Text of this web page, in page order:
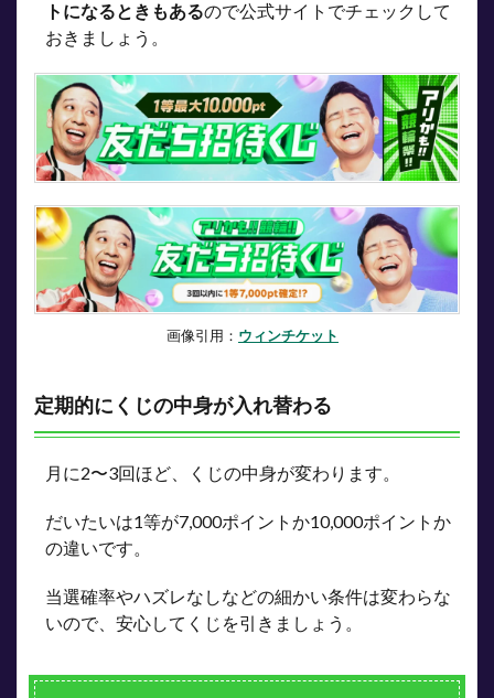
トになるときもあるので公式サイトでチェックして
おきましょう。
画像引用： ウィンチケット
定期的にくじの中身が入れ替わる
月に2〜3回ほど、くじの中身が変わります。
だいたいは1等が7,000ポイントか10,000ポイントか
の違いです。
当選確率やハズレなしなどの細かい条件は変わらな
いので、安心してくじを引きましょう。